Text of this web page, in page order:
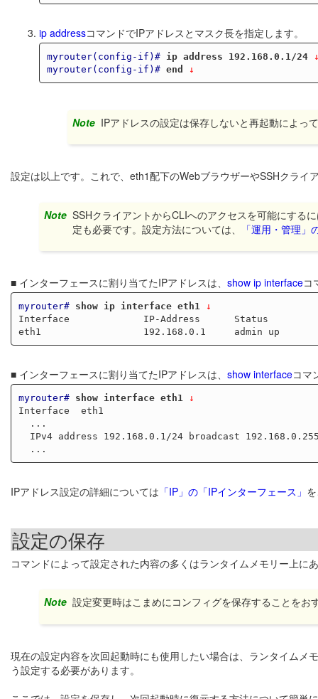
ip addressコマンドでIPアドレスとマスク長を指定します。
myrouter(config-if)# ip address 192.168.0.1/24
myrouter(config-if)# end ↓
Note IPアドレスの設定は保存しないと再起動によっ
設定は以上です。これで、eth1配下のWebブラウザーやSSHクラ
Note SSHクライアントからCLIへのアクセスを可能にする
定も必要です。設定方法については、
「運用・管理
■ インターフェースに割り当てたIPアドレスは、 show ip interfaceコ
myrouter# show ip interface eth1
↓
Interface             IP-Address      Status
■ インターフェースに割り当てたIPアドレスは、 show interfaceコマ
myrouter# show interface eth1
↓
Interface  eth1
IPアドレス設定の詳細については 「IP」の「IPインターフェース」
設定の保存
コマンドによって設定された内容の多くはランタイムメモリー上
Note 設定変更時はこまめにコンフィグを保存することをお
現在の設定内容を次回起動時にも使用したい場合は、ランタイム
う設定する必要があります。